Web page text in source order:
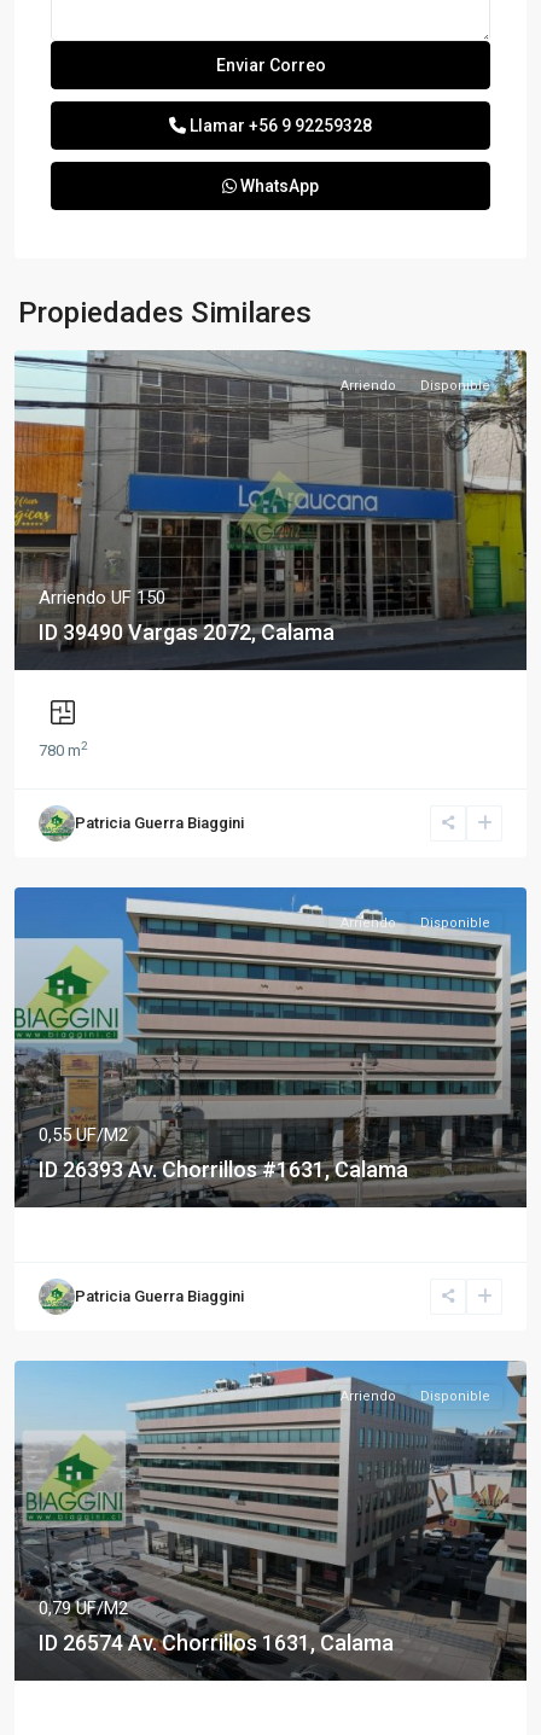
Llamar +56 9 92259328
WhatsApp
Propiedades Similares
Arriendo Disponible
ArriendoUF 150
ID 39490 Vargas 2072, Calama
780 m2
Patricia Guerra Biaggini
Arriendo Disponible
0,55 UF/M2
ID 26393 Av. Chorrillos #1631, Calama
Patricia Guerra Biaggini
Arriendo Disponible
0,79 UF/M2
ID 26574 Av. Chorrillos 1631, Calama